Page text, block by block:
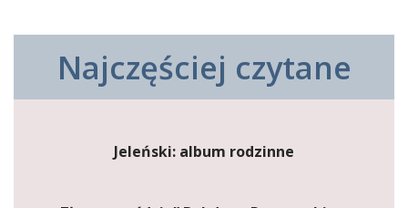
Najczęściej czytane
Jeleński: album rodzinne